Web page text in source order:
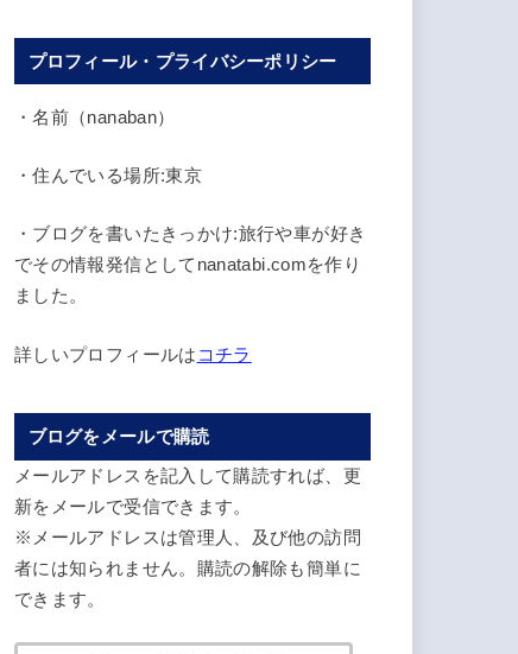
プロフィール・プライバシーポリシー
・名前（nanaban）
・住んでいる場所:東京
・ブログを書いたきっかけ:旅行や車が好き
でその情報発信としてnanatabi.comを作り
ました。
詳しいプロフィールは コチラ
ブログをメールで購読
メールアドレスを記入して購読すれば、更
新をメールで受信できます。
※メールアドレスは管理人、及び他の訪問
者には知られません。購読の解除も簡単に
できます。